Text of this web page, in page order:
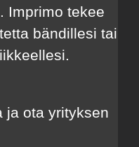
Imprimo tekee
bändillesi tai
ja ota yrityksen